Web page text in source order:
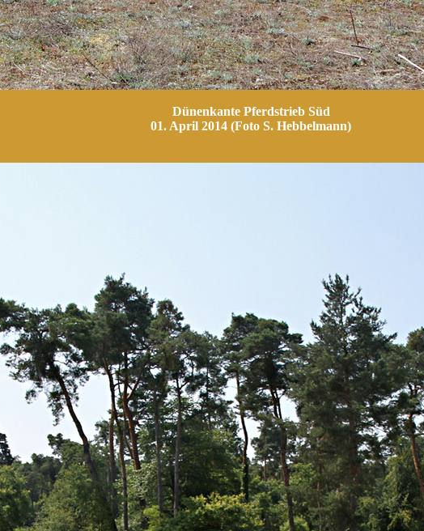
Dünenkante Pferdstrieb Süd
01. April 2014 (Foto S. Hebbelmann)